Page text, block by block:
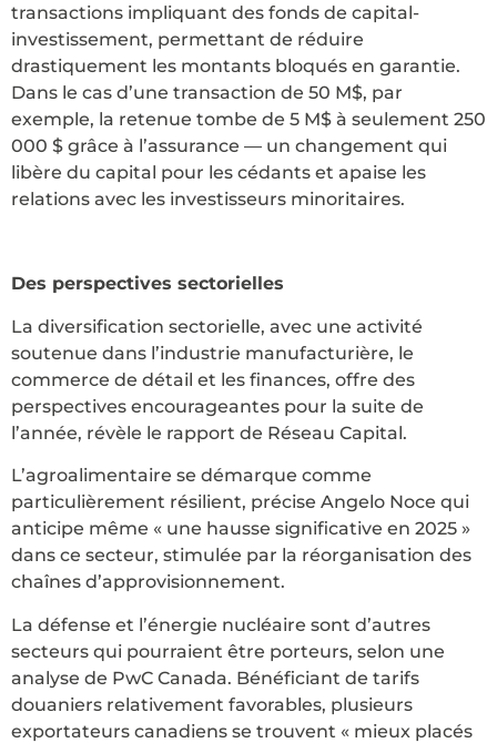
transactions impliquant des fonds de capital-
investissement, permettant de réduire
drastiquement les montants bloqués en garantie.
Dans le cas d’une transaction de 50 M$, par
exemple, la retenue tombe de 5 M$ à seulement 250
000 $ grâce à l’assurance — un changement qui
libère du capital pour les cédants et apaise les
relations avec les investisseurs minoritaires.
Des perspectives sectorielles
La diversification sectorielle, avec une activité
soutenue dans l’industrie manufacturière, le
commerce de détail et les finances, offre des
perspectives encourageantes pour la suite de
l’année, révèle le rapport de Réseau Capital.
L’agroalimentaire se démarque comme
particulièrement résilient, précise Angelo Noce qui
anticipe même « une hausse significative en 2025 »
dans ce secteur, stimulée par la réorganisation des
chaînes d’approvisionnement.
La défense et l’énergie nucléaire sont d’autres
secteurs qui pourraient être porteurs, selon une
analyse de PwC Canada. Bénéficiant de tarifs
douaniers relativement favorables, plusieurs
exportateurs canadiens se trouvent « mieux placés